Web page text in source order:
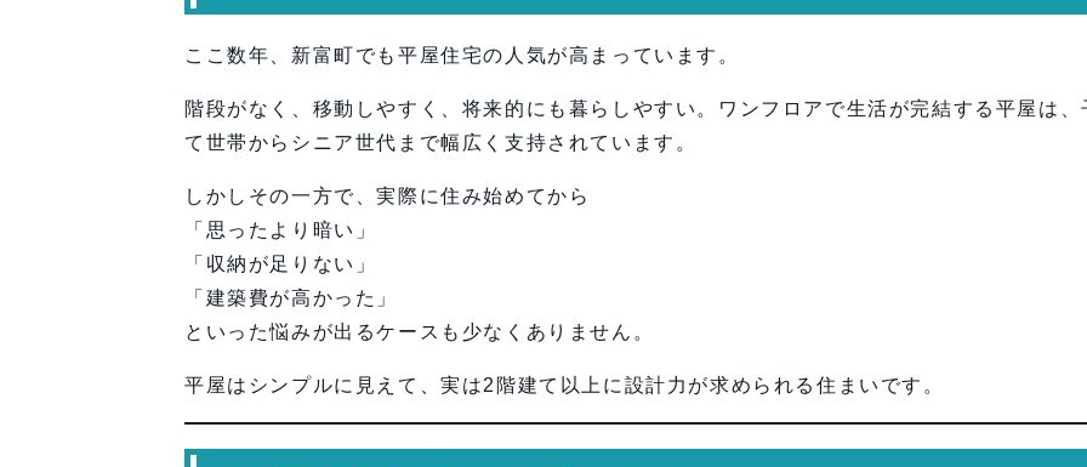
平屋計画で意識したいポイント
専門家コメント
FAQ（よくある質問）
ここ数年、新富町でも平屋住宅の人気が高まっています。
階段がなく、移動しやすく、将来的にも暮らしやすい。ワンフロアで生活が完結する平屋は、
て世帯からシニア世代まで幅広く支持されています。
しかしその一方で、実際に住み始めてから
「思ったより暗い」
「収納が足りない」
「建築費が高かった」
といった悩みが出るケースも少なくありません。
平屋はシンプルに見えて、実は2階建て以上に設計力が求められる住まいです。